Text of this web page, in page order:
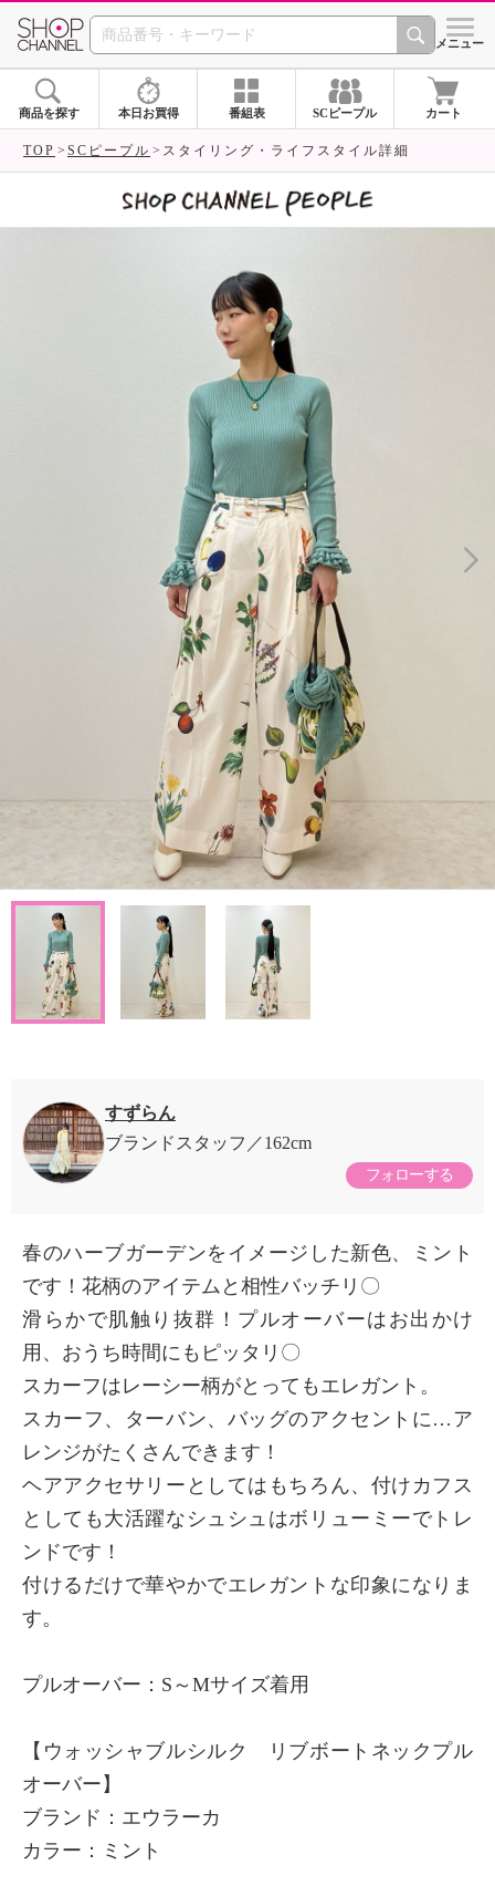
SHOP CHANNEL シメニュー
商品を探す 本日お買得 番組表 SCピープル カート
TOP SCピープル スタイリング・ライフスタイル詳細
すずらん
ブランドスタッフ
162cm
フォローする
春のハーブガーデンをイメージした新色、ミント
です！花柄のアイテムと相性バッチリ〇
滑らかで肌触り抜群！プルオーバーはお出かけ
用、おうち時間にもピッタリ〇
スカーフはレーシー柄がとってもエレガント。
スカーフ、ターバン、バッグのアクセントに…ア
レンジがたくさんできます！
ヘアアクセサリーとしてはもちろん、付けカフス
としても大活躍なシュシュはボリューミーでトレ
ンドです！
付けるだけで華やかでエレガントな印象になりま
す。
プルオーバー：S～Mサイズ着用
【ウォッシャブルシルク リブボートネックプル
オーバー】
ブランド：エウラーカ
カラー：ミント